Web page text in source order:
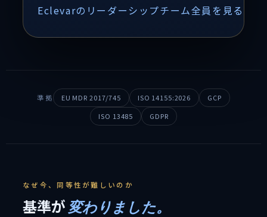
Eclevarのリーダーシップチーム全員を見る ↗
準拠 EU MDR 2017/745 ISO 14155:2026
GCP
ISO 13485
GDPR
なぜ今、同等性が難しいのか
基準が 変わりました。